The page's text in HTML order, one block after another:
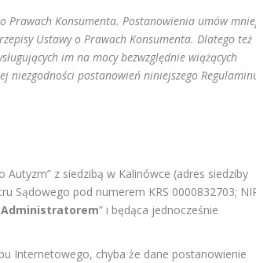
Prawach Konsumenta. Postanowienia umów
Ustawy o Prawach Konsumenta. Dlatego też
im na mocy bezwzględnie wiążących
niezgodności postanowień niniejszego
Autyzm” z siedzibą w Kalinówce (adres siedziby
Sądowego pod numerem KRS 0000832703;
Administratorem” i będąca jednocześnie
Internetowego, chyba że dane postanowienie